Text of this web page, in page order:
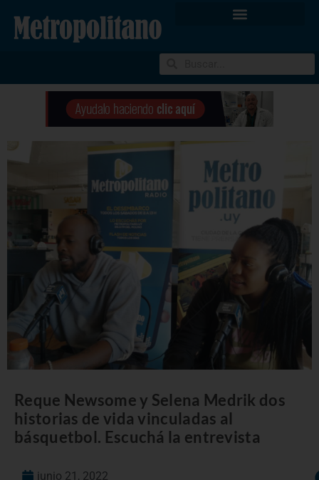
Reque Newsome y Selena Medrik dos
historias de vida vinculadas al
básquetbol. Escuchá la entrevista
junio 21, 2022